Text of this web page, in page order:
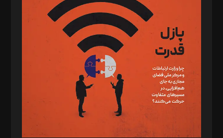
د‌بیر تحریریه آنلاین: بابک نقاش
تحریریه‌: مجتبی محمود‌ی، آرش برهمند، یسنا امان‌پور، سروش کرمیان،
مصطفی مسجدی آرانی، ابوالفضل رجبی، زهرا فکرانه، فائزه فتحی
رستمی،مصطفی باستان
ویرایش: نگار استاد‌‌آقا
طراح یونیفرم: مجید توکلی
فیلمبرداری و عکاسی: امیر شفیعی، مانی لطفی زاده
گرافیک و صفحه‌آرایی: سید‌سبحان‌علی ثابت
مد‌یر توسعه تجاری: کامبیز برید‌
امور مالی: شاپور رهبری، محمد‌ کاظمی‌نیا